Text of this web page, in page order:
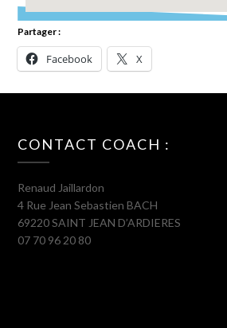
Partager :
Facebook X
CONTACT COACH :
Renaud Jaillardon
4 Rue Jean Sebastien BACH
69220 SAINT JEAN D’ARDIERES
07 70 96 20 80